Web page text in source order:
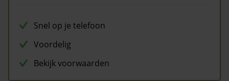
Snel op je telefoon
Voordelig
Bekijk voorwaarden